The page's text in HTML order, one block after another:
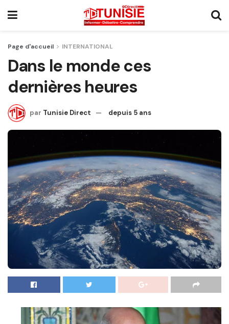
Page d'accueil INTERNATIONAL
Dans le monde ces
dernières heures
par Tunisie Direct depuis 5 ans